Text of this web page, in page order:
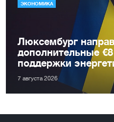
ЭКОНОМИКА
Люксембург
дополнительные
поддержки
7 августа 2026